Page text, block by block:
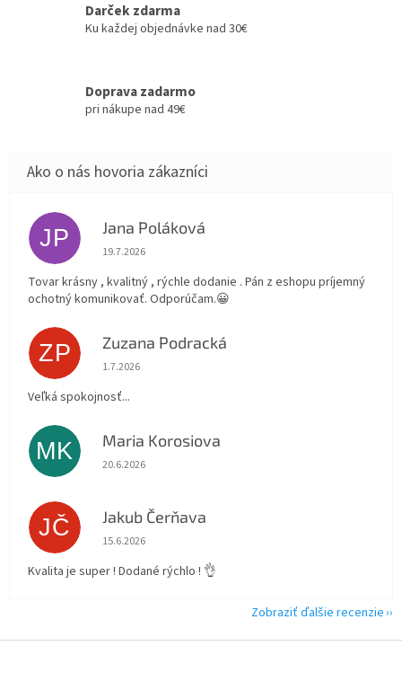
Darček zdarma
Ku každej objednávke nad 30€
Doprava zadarmo
pri nákupe nad 49€
JP Jana Poláková
Hodnotenie obchodu je 5 z 5 hviezdičiek.
19.7.2026
Tovar krásny , kvalitný , rýchle dodanie . Pán z eshopu príjemný
ochotný komunikovať. Odporúčam.😀
ZP Zuzana Podracká
Hodnotenie obchodu je 5 z 5 hviezdičiek.
1.7.2026
Veľká spokojnosť...
MK Maria Korosiova
Hodnotenie obchodu je 5 z 5 hviezdičiek.
20.6.2026
JČ Jakub Čerňava
Hodnotenie obchodu je 5 z 5 hviezdičiek.
15.6.2026
Kvalita je super ! Dodané rýchlo ! 👌
Zobraziť ďalšie recenzie